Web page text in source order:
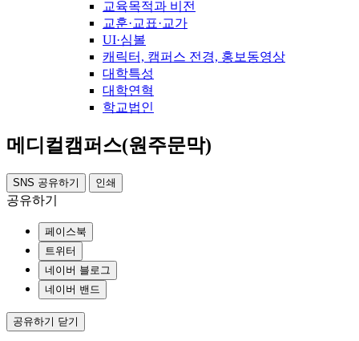
교육목적과 비전
교훈·교표·교가
UI·심볼
캐릭터, 캠퍼스 전경, 홍보동영상
대학특성
대학연혁
학교법인
메디컬캠퍼스(원주문막)
SNS 공유하기 인쇄
공유하기
페이스북
트위터
네이버 블로그
네이버 밴드
공유하기 닫기